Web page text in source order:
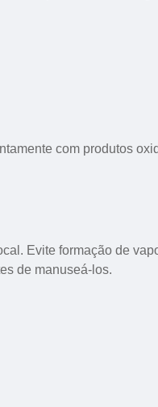
com produtos
Evite formação de
de manuseá-los.